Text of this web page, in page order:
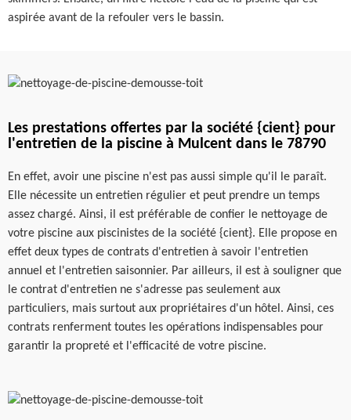
aspirée avant de la refouler vers le bassin.
Les prestations offertes par la société {cient} pour
l'entretien de la piscine à Mulcent dans le 78790
En effet, avoir une piscine n'est pas aussi simple qu'il le paraît.
Elle nécessite un entretien régulier et peut prendre un temps
assez chargé. Ainsi, il est préférable de confier le nettoyage de
votre piscine aux piscinistes de la société {cient}. Elle propose en
effet deux types de contrats d'entretien à savoir l'entretien
annuel et l'entretien saisonnier. Par ailleurs, il est à souligner que
le contrat d'entretien ne s'adresse pas seulement aux
particuliers, mais surtout aux propriétaires d'un hôtel. Ainsi, ces
contrats renferment toutes les opérations indispensables pour
garantir la propreté et l'efficacité de votre piscine.